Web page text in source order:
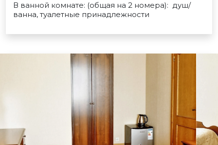
В ванной комнате: (общая на 2 номера): душ/
ванна, туалетные принадлежности